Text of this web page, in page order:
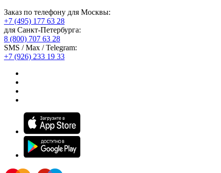
Заказ по телефону для Москвы:
+7 (495) 177 63 28
для Санкт-Петербурга:
8 (800) 707 63 28
SMS / Max / Telegram:
+7 (926) 233 19 33